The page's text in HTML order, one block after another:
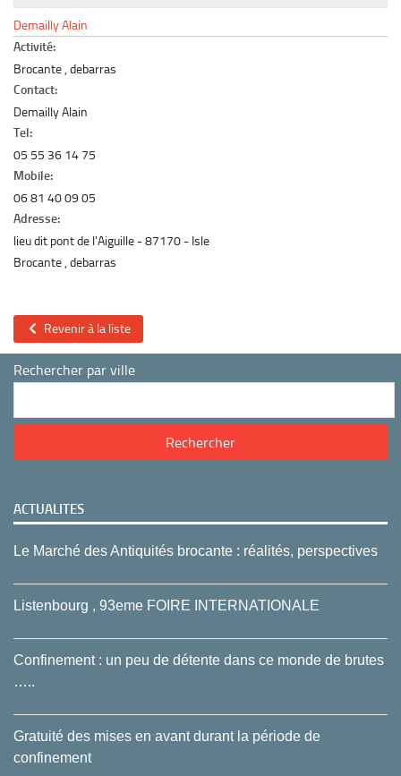
Le marché du mobilier d’occasion
Insertion Annuaire
Contact
Demailly Alain
Activité:
Brocante , debarras
Contact:
Demailly Alain
Tel:
05 55 36 14 75
Mobile:
06 81 40 09 05
Adresse:
lieu dit pont de l'Aiguille 87170
Isle
Brocante , debarras
Revenir à la liste
Rechercher par ville
ACTUALITES
Le Marché des Antiquités brocante : réalités, perspectives
Listenbourg , 93eme FOIRE INTERNATIONALE
Confinement : un peu de détente dans ce monde de brutes
…..
Gratuité des mises en avant durant la période de
confinement